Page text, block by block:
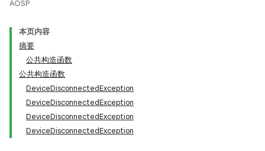
AOSP
本页内容
摘要
公共构造函数
公共构造函数
DeviceDisconnectedException
DeviceDisconnectedException
DeviceDisconnectedException
DeviceDisconnectedException